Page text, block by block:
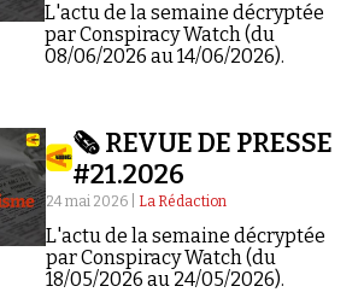
Demander à Vera
L'actu de la semaine décryptée
par Conspiracy Watch (du
08/06/2026 au 14/06/2026).
🗞️ REVUE DE PRESSE
#21.2026
24 mai 2026 | La Rédaction
L'actu de la semaine décryptée
par Conspiracy Watch (du
18/05/2026 au 24/05/2026).